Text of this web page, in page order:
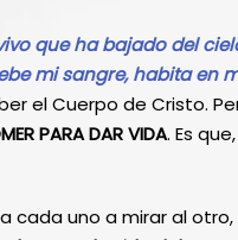
que ha bajado del
mi sangre, habita en
el Cuerpo de Cristo.
PARA DAR VIDA. Es que,
cada uno a mirar al